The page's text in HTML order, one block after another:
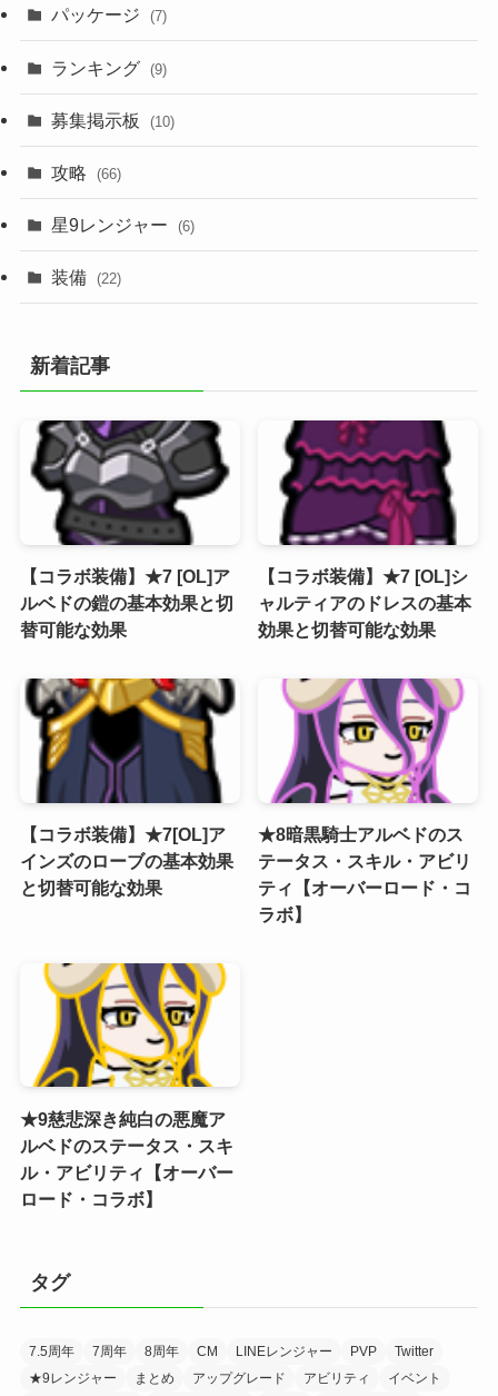
パッケージ (7)
ランキング (9)
募集掲示板 (10)
攻略 (66)
星9レンジャー (6)
装備 (22)
新着記事
【コラボ装備】★7 [OL]ア
ルベドの鎧の基本効果と切
替可能な効果
【コラボ装備】★7 [OL]シ
ャルティアのドレスの基本
効果と切替可能な効果
【コラボ装備】★7[OL]ア
インズのローブの基本効果
と切替可能な効果
★8暗黒騎士アルベドのス
テータス・スキル・アビリ
ティ【オーバーロード・コ
ラボ】
★9慈悲深き純白の悪魔ア
ルベドのステータス・スキ
ル・アビリティ【オーバー
ロード・コラボ】
タグ
7.5周年 7周年 8周年 CM LINEレンジャー PVP
Twitter
★9レンジャー
まとめ アップグレード アビリティ イベント